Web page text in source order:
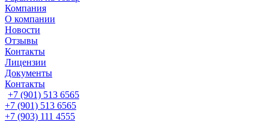
Компания
О компании
Новости
Отзывы
Контакты
Лицензии
Документы
Контакты
+7 (901) 513 6565
+7 (901) 513 6565
+7 (903) 111 4555